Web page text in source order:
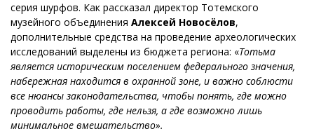
серия шурфов. Как рассказал директор Тотемского
музейного объединения Алексей Новосёлов,
дополнительные средства на проведение археологических
исследований выделены из бюджета региона: «Тотьма
является историческим поселением федерального значения,
набережная находится в охранной зоне, и важно соблюсти
все нюансы законодательства, чтобы понять, где можно
проводить работы, где нельзя, а где возможно лишь
минимальное вмешательство».